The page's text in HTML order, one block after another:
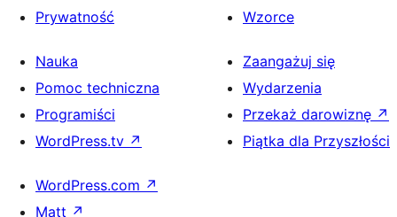
Prywatność
Wzorce
Nauka
Pomoc techniczna
Programiści
WordPress.tv ↗
Zaangażuj się
Wydarzenia
Przekaż darowiznę ↗
Piątka dla Przyszłości
WordPress.com ↗
Matt ↗